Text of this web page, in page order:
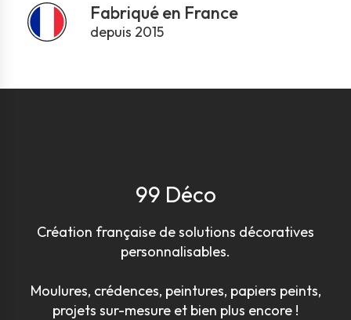
Fabriqué en France
depuis 2015
99 Déco
Création française de solutions décoratives
personnalisables.
Moulures, crédences, peintures, papiers peints,
projets sur-mesure et bien plus encore !